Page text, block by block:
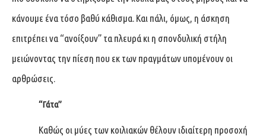
κάνουμε ένα τόσο βαθύ κάθισμα. Και πάλι, όμως, η άσκηση
επιτρέπει να “ανοίξουν” τα πλευρά κι η σπονδυλική στήλη
μειώνοντας την πίεση που εκ των πραγμάτων υπομένουν οι
αρθρώσεις.
“Γάτα”
Καθώς οι μύες των κοιλιακών θέλουν ιδιαίτερη προσοχή